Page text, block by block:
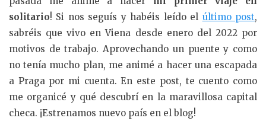
solitario! Si nos seguís y habéis leído el último post,
sabréis que vivo en Viena desde enero del 2022 por
motivos de trabajo. Aprovechando un puente y como
no tenía mucho plan, me animé a hacer una escapada
a Praga por mi cuenta. En este post, te cuento como
me organicé y qué descubrí en la maravillosa capital
checa. ¡Estrenamos nuevo país en el blog!